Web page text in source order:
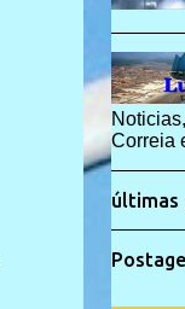
Correia
últimas